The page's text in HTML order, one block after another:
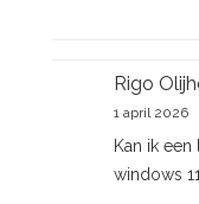
Rigo
1 april 2026
Kan ik
windows